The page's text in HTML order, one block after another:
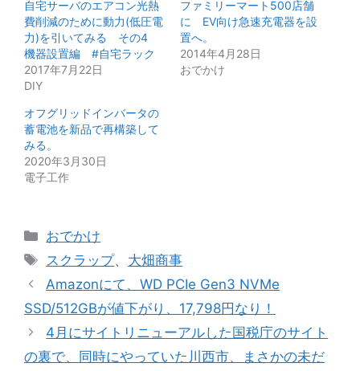
自宅サーバのエアコン光熱
費削減のために動力(低圧電
力)を引いてみる その4
機器設置編 #自宅ラック
2017年7月22日
DIY
ファミリーマート500店舗
に EV向け急速充電器を設
置へ。
2014年4月28日
おでかけ
オフグリッドインバータの
蓄電池を新品で再構築して
みる。
2020年3月30日
電子工作
カ
テ
リ
ー
おでかけ
タ
グ
スクラップ、 大畑商事
Amazonにて、WD PCIe Gen3 NVMe
SSD/512GBが値下がり、17,798円なり！
4月にサイトリニューアルした国税庁のサイト
の裏で、同時にやっていた川西市、まさかの未だ